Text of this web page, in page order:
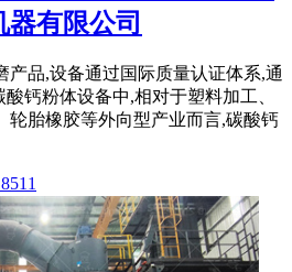
有限公司
产品,设备通过国际质量认证体系,通
钙粉体设备中,相对于塑料加工、
轮胎橡胶等外向型产业而言,碳酸钙